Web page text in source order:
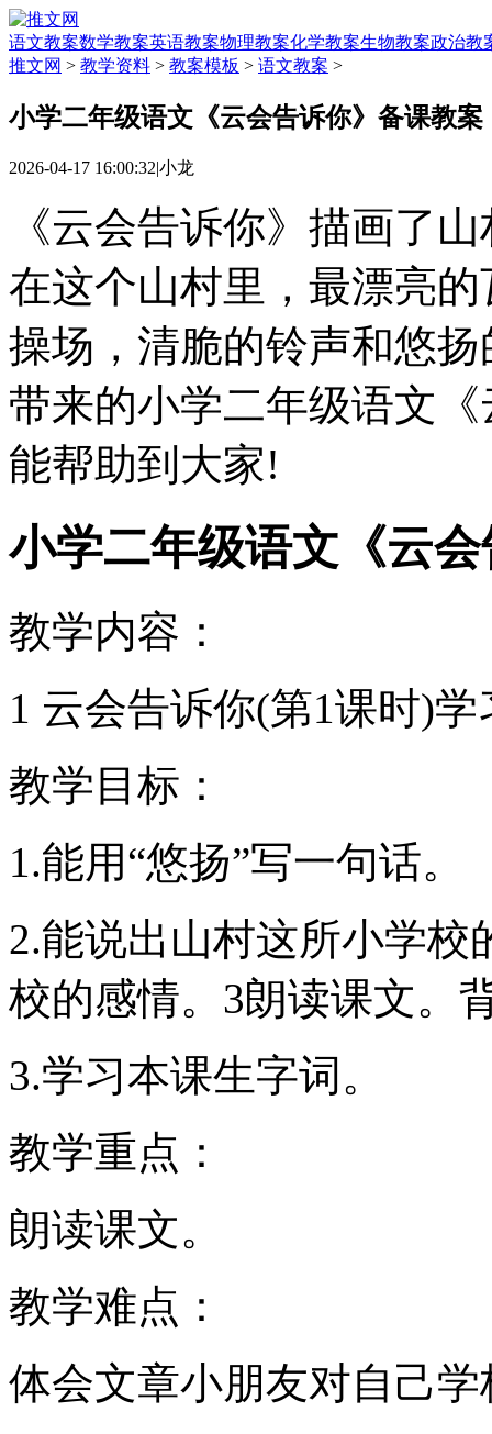
语文教案数学教案英语教案物理教案化学教案生物教案政治教
推文网 > 教学资料 > 教案模板 > 语文教案 >
小学二年级语文《云会告诉你》备课教案
2026-04-17 16:00:32|小龙
《云会告诉你》描画了
在这个山村里，最漂亮
操场，清脆的铃声和悠
带来的小学二年级语文
能帮助到大家!
小学二年级语文《云
教学内容：
1 云会告诉你(第1课时)
教学目标：
1.能用“悠扬”写一句话。
2.能说出山村这所小学
校的感情。3朗读课文。
3.学习本课生字词。
教学重点：
朗读课文。
教学难点：
体会文章小朋友对自己